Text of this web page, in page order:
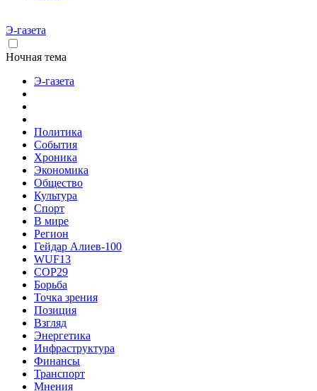
Э-газета
Ночная тема
Э-газета
Политика
События
Хроника
Экономика
Общество
Культура
Спорт
В мире
Регион
Гейдар Алиев-100
WUF13
COP29
Борьба
Точка зрения
Позиция
Взгляд
Энергетика
Инфраструктура
Финансы
Транспорт
Мнения